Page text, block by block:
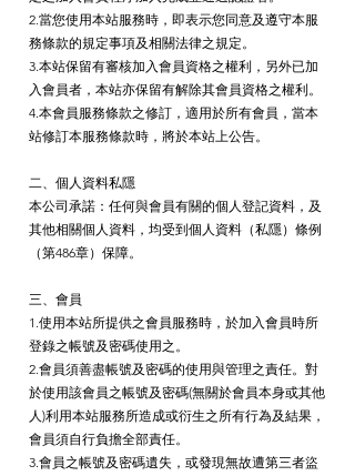
2.當您使用本站服務時，即表示您同意及遵守本服
務條款的規定事項及相關法律之規定。
3.本站保留有審核加入會員資格之權利，另外已加
入會員者，本站亦保留有解除其會員資格之權利。
4.本會員服務條款之修訂，適用於所有會員，當本
站修訂本服務條款時，將於本站上公告。
二、個人資料私隱
本公司承諾：任何與會員有關的個人登記資料，及
其他相關個人資料，均受到個人資料（私隱）條例
（第486章）保障。
三、會員
1.使用本站所提供之會員服務時，於加入會員時所
登錄之帳號及密碼使用之。
2.會員須善盡帳號及密碼的使用與管理之責任。對
於使用該會員之帳號及密碼(無關於會員本身或其他
人)利用本站服務所造成或衍生之所有行為及結果，
會員須自行負擔全部責任。
3.會員之帳號及密碼遺失，或發現無故遭第三者盜